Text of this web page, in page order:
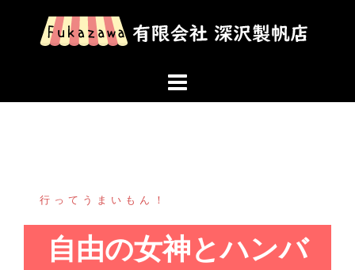
行ってうまいもん！
自由の女神とハンバ